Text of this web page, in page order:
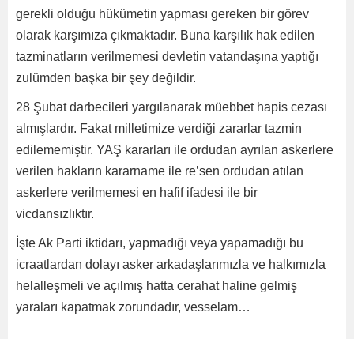
gerekli olduğu hükümetin yapması gereken bir görev
olarak karşımıza çıkmaktadır. Buna karşılık hak edilen
tazminatların verilmemesi devletin vatandaşına yaptığı
zulümden başka bir şey değildir.
28 Şubat darbecileri yargılanarak müebbet hapis cezası
almışlardır. Fakat milletimize verdiği zararlar tazmin
edilememiştir. YAŞ kararları ile ordudan ayrılan askerlere
verilen hakların kararname ile re’sen ordudan atılan
askerlere verilmemesi en hafif ifadesi ile bir
vicdansızlıktır.
İşte Ak Parti iktidarı, yapmadığı veya yapamadığı bu
icraatlardan dolayı asker arkadaşlarımızla ve halkımızla
helalleşmeli ve açılmış hatta cerahat haline gelmiş
yaraları kapatmak zorundadır, vesselam…